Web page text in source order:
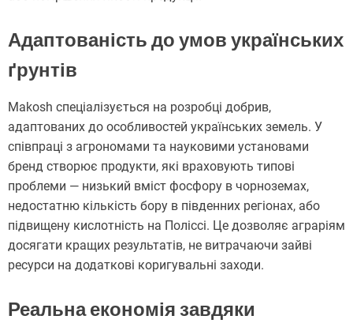
Адаптованість до умов українських
ґрунтів
Makosh спеціалізується на розробці добрив,
адаптованих до особливостей українських земель. У
співпраці з агрономами та науковими установами
бренд створює продукти, які враховують типові
проблеми — низький вміст фосфору в чорноземах,
недостатню кількість бору в південних регіонах, або
підвищену кислотність на Поліссі. Це дозволяє аграріям
досягати кращих результатів, не витрачаючи зайві
ресурси на додаткові коригувальні заходи.
Реальна економія завдяки